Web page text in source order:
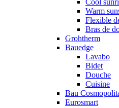
Cool
Warm
Flexible
Bras de
Grohtherm
Bauedge
Lavabo
Bidet
Douche
Cuisine
Bau
Eurosmart